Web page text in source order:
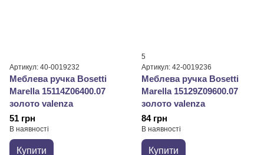
Артикул: 40-0019232
Меблева ручка Bosetti
Marella 15114Z06400.07
золото valenza
51 грн
В наявності
Купити
5
Артикул: 42-0019236
Меблева ручка Bosetti
Marella 15129Z09600.07
золото valenza
84 грн
В наявності
Купити